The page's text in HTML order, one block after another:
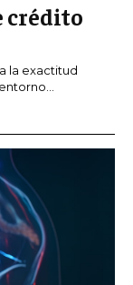
crédito
la exactitud